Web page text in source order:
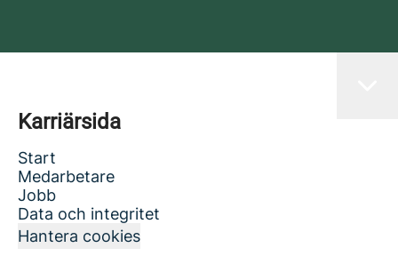
Karriärsida
Start
Medarbetare
Jobb
Data och integritet
Hantera cookies